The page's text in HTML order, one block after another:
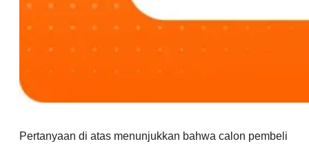
Pertanyaan di atas menunjukkan bahwa calon pembeli